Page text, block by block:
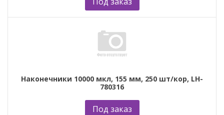
Наконечники 10000 мкл, 155 мм, 250 шт/кор, LH-
780316
Под заказ